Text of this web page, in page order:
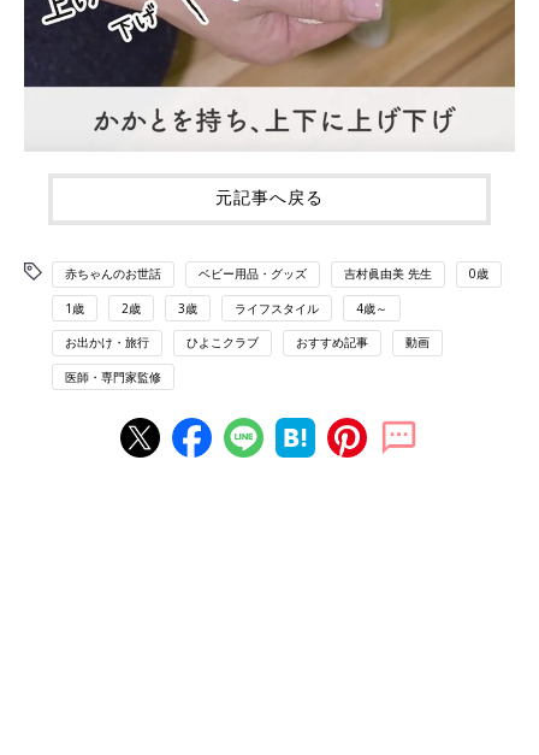
元記事へ戻る
赤ちゃんのお世話 ベビー用品・グッズ 吉村眞由美 先生 0歳
1歳 2歳 3歳 ライフスタイル 4歳～
お出かけ・旅行 ひよこクラブ おすすめ記事 動画
医師・専門家監修